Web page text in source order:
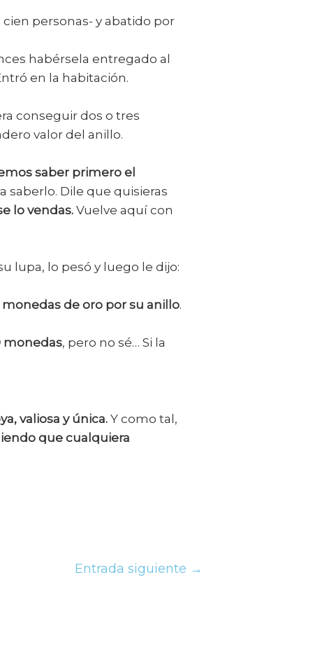
personas- y abatido por
habérsela entregado al
en la habitación.
conseguir dos o tres
valor del anillo.
saber primero el
saberlo. Dile que quisieras
lo vendas. Vuelve aquí con
lupa, lo pesó y luego le dijo:
monedas de oro por su anillo.
monedas, pero no sé… Si la
valiosa y única. Y como tal,
que cualquiera
Entrada siguiente →